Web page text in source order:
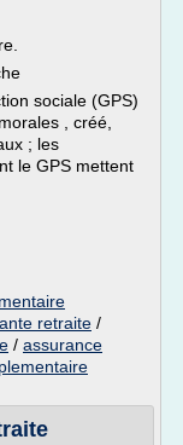
sociale (GPS)
, créé,
; les
le GPS mettent
retraite /
/ assurance